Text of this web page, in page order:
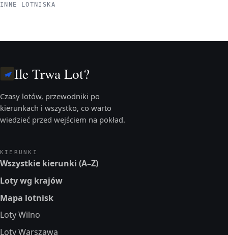
INNE LOTNISKA
Ile Trwa Lot?
Czasy lotów, przewodniki po
kierunkach i wszystko, co warto
wiedzieć przed wejściem na pokład.
KIERUNKI
Wszystkie kierunki (A–Z)
Loty wg krajów
Mapa lotnisk
Loty Wilno
Loty Warszawa